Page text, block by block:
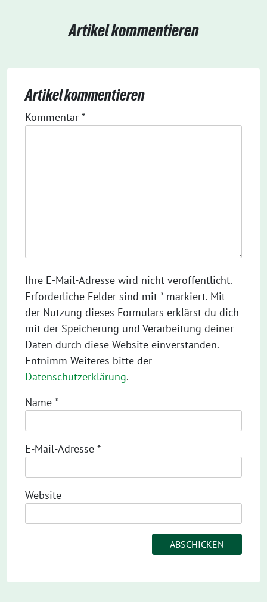
Artikel kommentieren
Artikel kommentieren
Kommentar *
Ihre E-Mail-Adresse wird nicht veröffentlicht.
Erforderliche Felder sind mit * markiert. Mit
der Nutzung dieses Formulars erklärst du dich
mit der Speicherung und Verarbeitung deiner
Daten durch diese Website einverstanden.
Entnimm Weiteres bitte der
Datenschutzerklärung.
Name *
E-Mail-Adresse *
Website